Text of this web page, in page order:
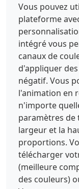
Vous pouvez
plateforme
intégré vous
canaux de
d'appliquer
négatif. Vous
l'animation en
n'importe
paramètres de
largeur et la
proportions.
télécharger
(meilleure
des couleurs)